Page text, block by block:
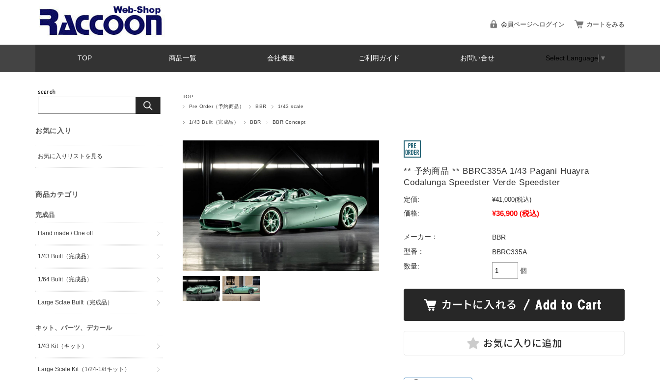
会員ページへログイン カートをみる
TOP 商品一覧 会社概要 ご利用ガイド お問い合せ Select Language ▼
TOP
Pre Order（予約商品）
BBR 1/43 scale
1/43 Built（完成品） BBR BBR Concept
** 予約商品 ** BBRC335A 1/43 Pagani Huayra
Codalunga Speedster Verde Speedster
定価: ¥41,000(税込)
価格:
¥36,900 (税込)
メーカー：
BBR
型番：
BBRC335A
数量:
個
お気に入り
お気に入りリストを見る
商品カテゴリ
完成品
Hand made / One off
1/43 Built（完成品）
1/64 Bulit（完成品）
Large Sclae Built（完成品）
キット、パーツ、デカール
1/43 Kit（キット）
Large Scale Kit（1/24-1/8キット）